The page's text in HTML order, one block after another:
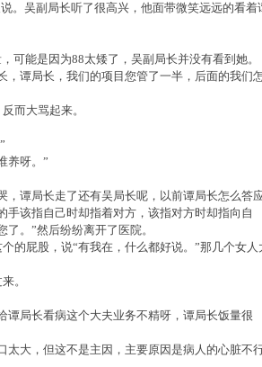
。吴副局长听了很高兴，他面带微笑远远的看着
能是因为88太矮了，吴副局长并没有看到她。
，谭局长，我们的项目您管了一半，后面的我们
而大骂起来。
养呀。”
，谭局长走了还有吴局长呢，以前谭局长怎么答
该指自己时却指着对方，该指对方时却指向自
。”然后纷纷离开了医院。
的屁股，说“有我在，什么都好说。”那几个女人
。
谭局长看病这个大夫业务不精呀，谭局长饭量很
太大，但这不是主因，主要原因是病人的心脏不